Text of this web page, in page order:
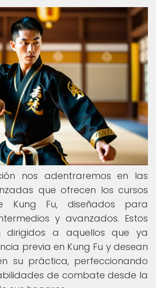
nos adentraremos en las
que ofrecen los cursos
Kung Fu, diseñados para
y avanzados. Estos
dirigidos a aquellos que ya
previa en Kung Fu y desean
su práctica, perfeccionando
de combate desde la